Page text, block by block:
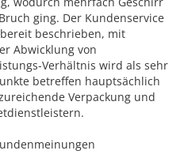
ging. Der Kundenservice
beschrieben, mit
Abwicklung von
Verhältnis wird als sehr
betreffen hauptsächlich
Verpackung und